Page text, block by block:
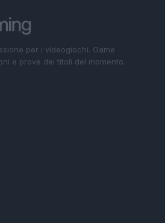
per i videogiochi. Game
e prove dei titoli del momento.